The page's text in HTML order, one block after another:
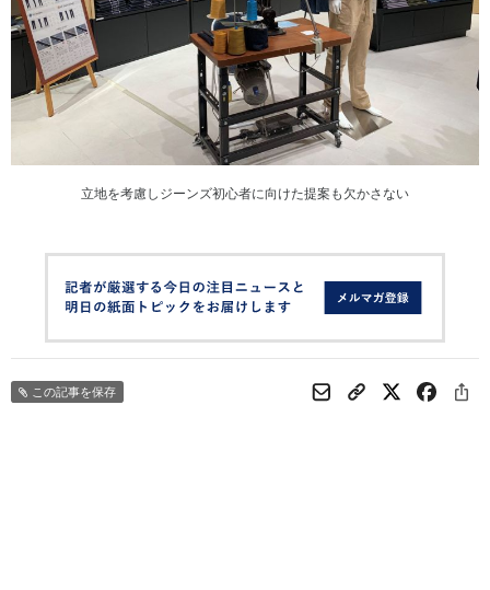
立地を考慮しジーンズ初心者に向けた提案も欠かさない
この記事を保存